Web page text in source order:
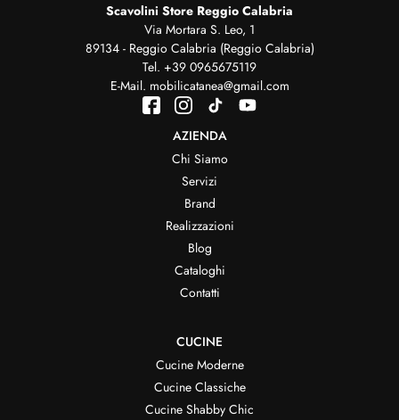
Scavolini Store Reggio Calabria
Via Mortara S. Leo, 1
89134 - Reggio Calabria (Reggio Calabria)
Tel. +39 0965675119
E-Mail. mobilicatanea@gmail.com
AZIENDA
Chi Siamo
Servizi
Brand
Realizzazioni
Blog
Cataloghi
Contatti
CUCINE
Cucine Moderne
Cucine Classiche
Cucine Shabby Chic